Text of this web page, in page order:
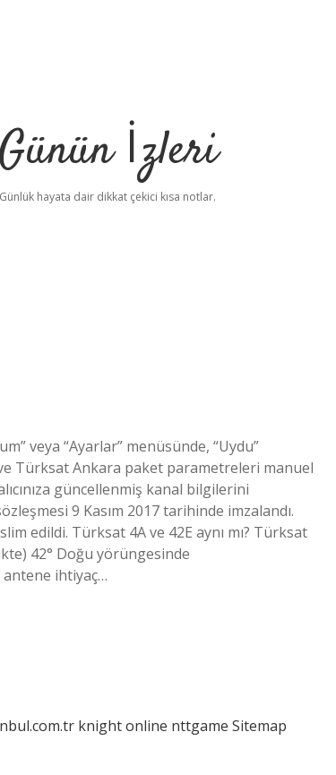
Günün İzleri
Günlük hayata dair dikkat çekici kısa notlar.
veya “Ayarlar” menüsünde, “Uydu”
Türksat Ankara paket parametreleri manuel
güncellenmiş kanal bilgilerini
9 Kasım 2017 tarihinde imzalandı.
edildi. Türksat 4A ve 42E aynı mı? Türksat
42° Doğu yörüngesinde
antene ihtiyaç…
knight online nttgame Sitemap